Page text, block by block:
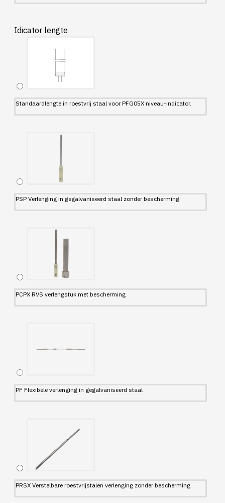
Idicator lengte
Standaardlengte in roestvrij staal voor PFG05X niveau-indicator.
PSP Verlenging in gegalvaniseerd staal zonder bescherming
PCPX RVS verlengstuk met bescherming
PF Flexibele verlenging in gegalvaniseerd staal
PRSX Verstelbare roestvrijstalen verlenging zonder bescherming